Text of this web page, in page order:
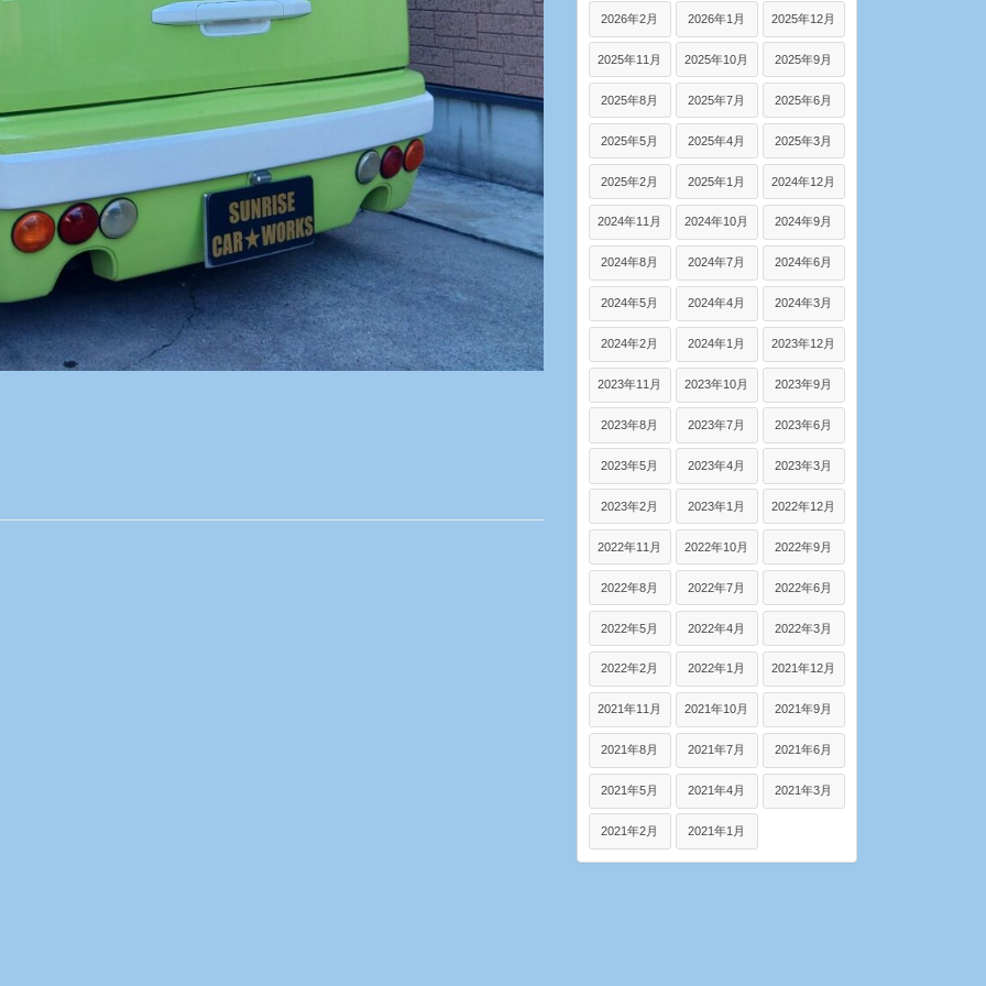
2026年2月 2026年1月 2025年12月
2025年11月 2025年10月 2025年9月
2025年8月 2025年7月 2025年6月
2025年5月 2025年4月 2025年3月
2025年2月 2025年1月 2024年12月
2024年11月 2024年10月 2024年9月
2024年8月 2024年7月 2024年6月
2024年5月 2024年4月 2024年3月
2024年2月 2024年1月 2023年12月
2023年11月 2023年10月 2023年9月
2023年8月 2023年7月 2023年6月
2023年5月 2023年4月 2023年3月
2023年2月 2023年1月 2022年12月
2022年11月 2022年10月 2022年9月
2022年8月 2022年7月 2022年6月
2022年5月 2022年4月 2022年3月
2022年2月 2022年1月 2021年12月
2021年11月 2021年10月 2021年9月
2021年8月 2021年7月 2021年6月
2021年5月 2021年4月 2021年3月
2021年2月 2021年1月